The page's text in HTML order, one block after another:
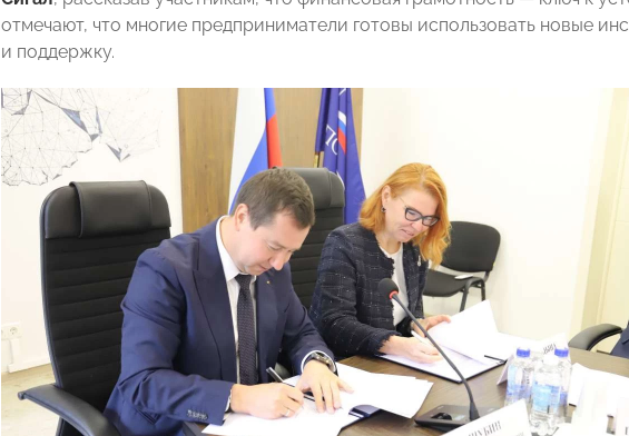
отмечают, что многие предприниматели готовы использовать новые
и поддержку.